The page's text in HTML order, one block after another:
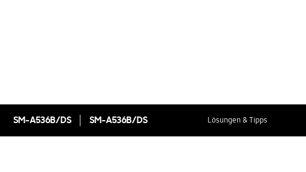
SM-A536B/DS SM-A536B/DS Lösungen & Tipps